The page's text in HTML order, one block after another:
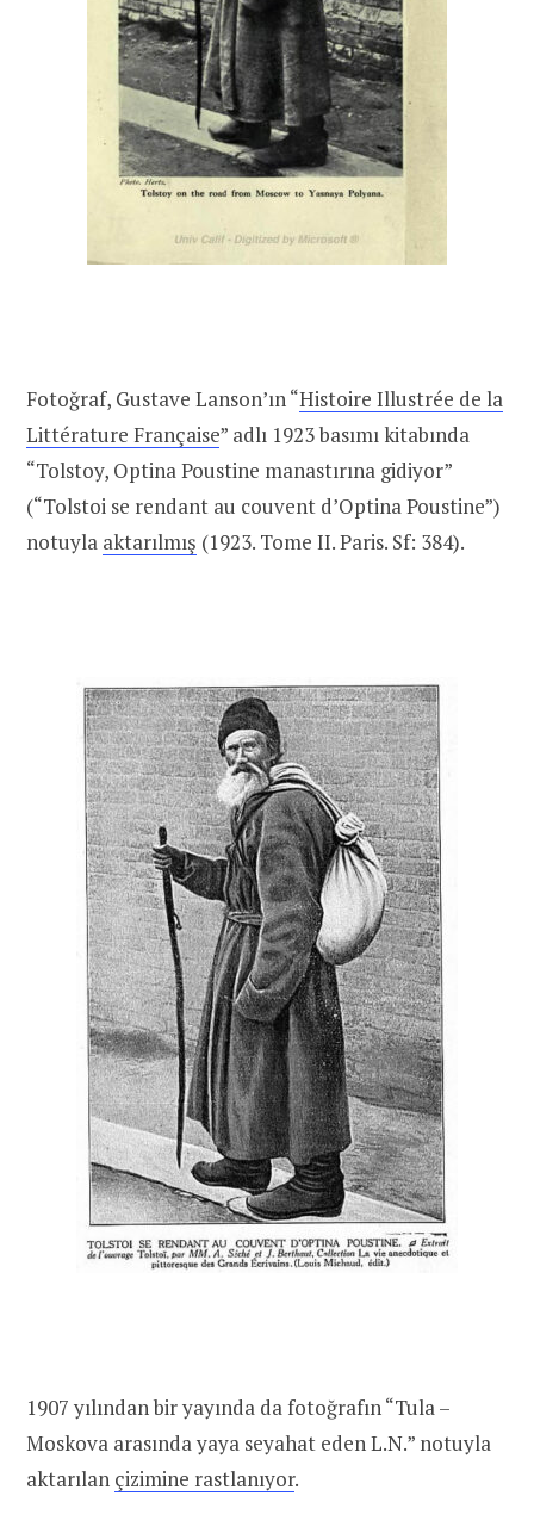
Fotoğraf, Gustave Lanson’ın “Histoire Illustrée de la
Littérature Française” adlı 1923 basımı kitabında
“Tolstoy, Optina Poustine manastırına gidiyor”
(“Tolstoi se rendant au couvent d’Optina Poustine”)
notuyla aktarılmış (1923. Tome II. Paris. Sf: 384).
1907 yılından bir yayında da fotoğrafın “Tula –
Moskova arasında yaya seyahat eden L.N.” notuyla
aktarılan çizimine rastlanıyor.